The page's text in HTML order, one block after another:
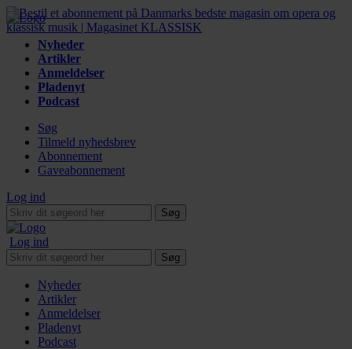
Nyheder
Artikler
Anmeldelser
Pladenyt
Podcast
Søg
Tilmeld nyhedsbrev
Abonnement
Gaveabonnement
Log ind
Søg
Log ind
Søg
Nyheder
Artikler
Anmeldelser
Pladenyt
Podcast